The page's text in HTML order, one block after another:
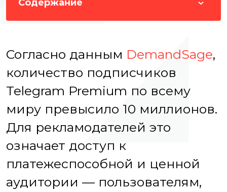
Содержание
Согласно данным DemandSage,
количество подписчиков
Telegram Premium по всему
миру превысило 10 миллионов.
Для рекламодателей это
означает доступ к
платежеспособной и ценной
аудитории — пользователям,